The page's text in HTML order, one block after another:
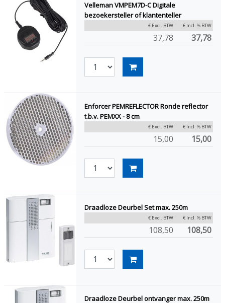
Velleman VMPEM7D-C Digitale
bezoekersteller of klantenteller
€ Excl. BTW € Incl. % BTW
37,78 37,78
Enforcer PEMREFLECTOR Ronde reflector
t.b.v. PEMXX - 8 cm
€ Excl. BTW € Incl. % BTW
15,00 15,00
Draadloze Deurbel Set max. 250m
€ Excl. BTW € Incl. % BTW
108,50 108,50
Draadloze Deurbel ontvanger max. 250m